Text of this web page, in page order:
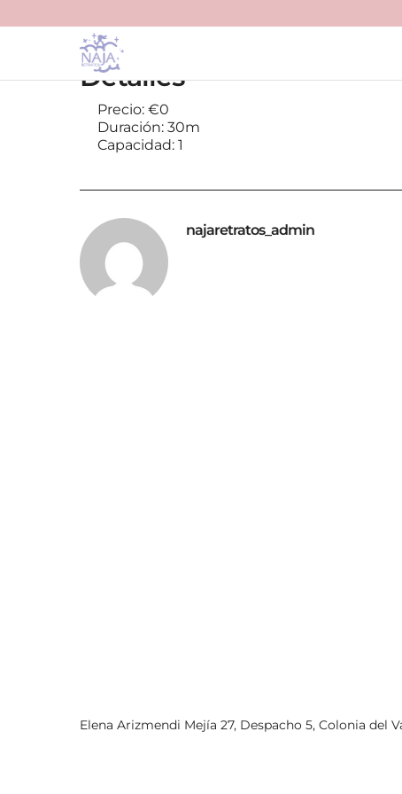
Detalles
Precio: €0
Duración: 30m
Capacidad: 1
najaretratos_admin
Elena Arizmendi Mejía 27, Despacho 5, Colonia del